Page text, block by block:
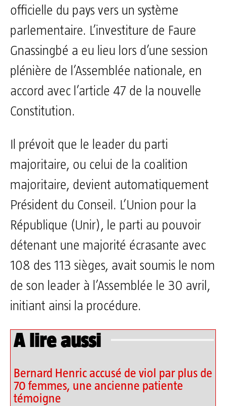
officielle du pays vers un système
parlementaire. L’investiture de Faure
Gnassingbé a eu lieu lors d’une session
plénière de l’Assemblée nationale, en
accord avec l’article 47 de la nouvelle
Constitution.
Il prévoit que le leader du parti
majoritaire, ou celui de la coalition
majoritaire, devient automatiquement
Président du Conseil. L’Union pour la
République (Unir), le parti au pouvoir
détenant une majorité écrasante avec
108 des 113 sièges, avait soumis le nom
de son leader à l’Assemblée le 30 avril,
initiant ainsi la procédure.
A lire aussi
Bernard Henric accusé de viol par plus de
70 femmes, une ancienne patiente
témoigne